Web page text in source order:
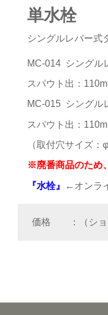
単水栓
シングルレバー式
MC-014 シングル
スパウト出：
MC-015 シングル
スパウト出：
（取付穴サイズ：
※廃番商品のため
『水栓』 ←オンラ
価格 （シ